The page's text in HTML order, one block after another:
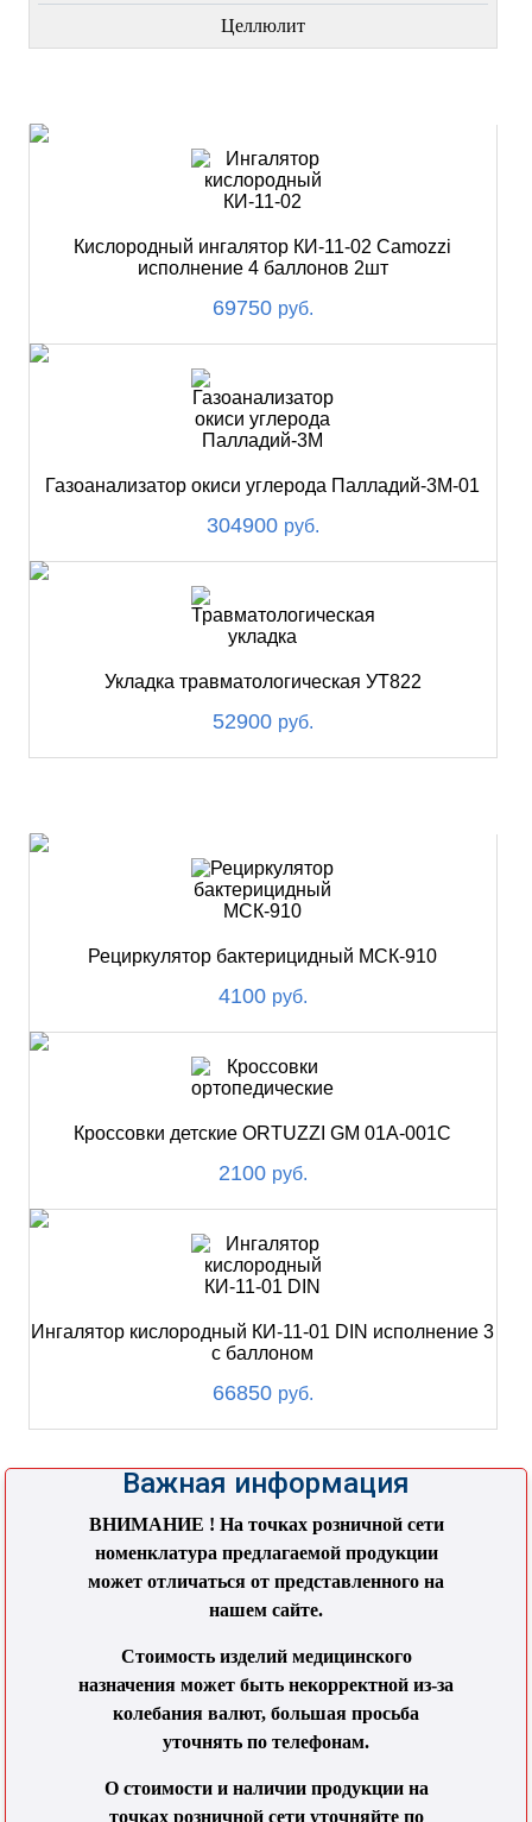
Целлюлит
Кислородный ингалятор КИ-11-02 Camozzi
исполнение 4 баллонов 2шт
69750 руб.
Газоанализатор окиси углерода Палладий-3М-01
304900 руб.
Укладка травматологическая УТ822
52900 руб.
Рециркулятор бактерицидный МСК-910
4100 руб.
Кроссовки детские ORTUZZI GM 01A-001C
2100 руб.
Ингалятор кислородный КИ-11-01 DIN исполнение 3
с баллоном
66850 руб.
Важная информация
ВНИМАНИЕ ! На точках розничной сети
номенклатура предлагаемой продукции
может отличаться от представленного на
нашем сайте.
Стоимость изделий медицинского
назначения может быть некорректной из-за
колебания валют, большая просьба
уточнять по телефонам.
О стоимости и наличии продукции на
точках розничной сети уточняйте по